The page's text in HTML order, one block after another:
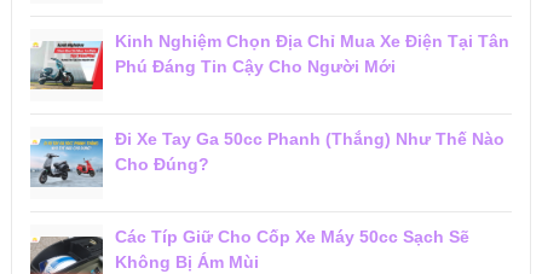
Kinh Nghiệm Chọn Địa Chỉ Mua Xe Điện Tại Tân
Phú Đáng Tin Cậy Cho Người Mới
Đi Xe Tay Ga 50cc Phanh (Thắng) Như Thế Nào
Cho Đúng?
Các Típ Giữ Cho Cốp Xe Máy 50cc Sạch Sẽ
Không Bị Ám Mùi